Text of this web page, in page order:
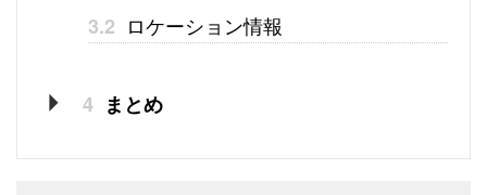
3.2 ロケーション情報
4 まとめ